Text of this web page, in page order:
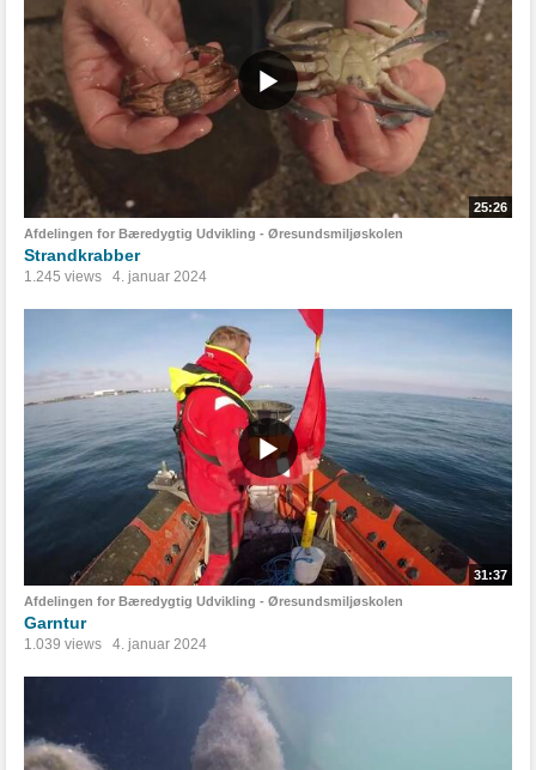
25:26
Afdelingen for Bæredygtig Udvikling - Øresundsmiljøskolen
Strandkrabber
1.245 views 4. januar 2024
31:37
Afdelingen for Bæredygtig Udvikling - Øresundsmiljøskolen
Garntur
1.039 views 4. januar 2024